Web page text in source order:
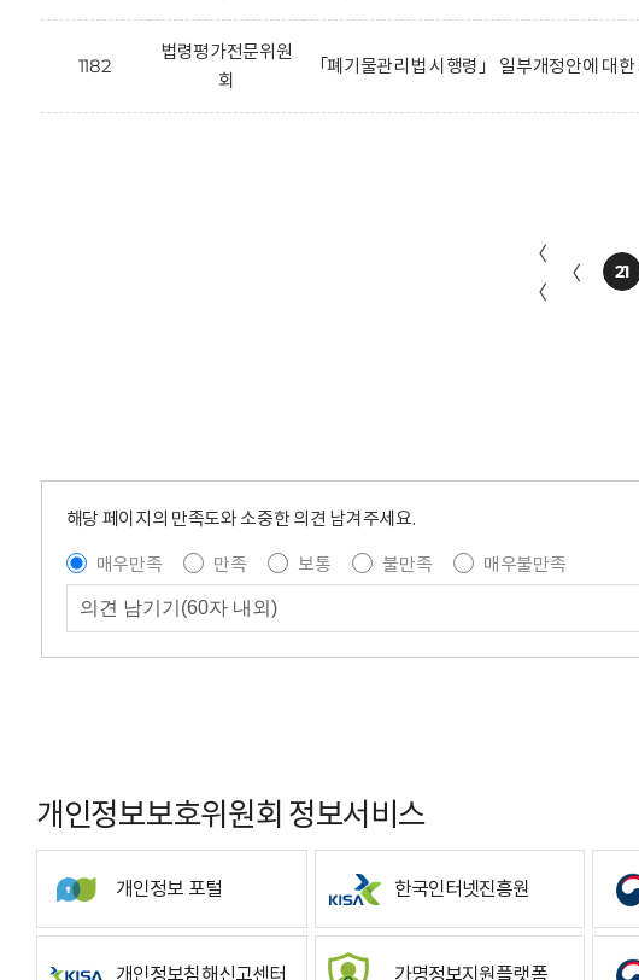
1182
법령평가전문위원
회
「폐기물관리법 시행령」 일부개정안에 대
〈
〈
〈 21
해당 페이지의 만족도와 소중한 의견 남겨주세요.
매우만족
만족 보통 불만족
매우불만족
개인정보보호위원회 정보서비스
개인정보 포털 한국인터넷진흥원
개인정보침해신고센터 가명정보지원플랫폼